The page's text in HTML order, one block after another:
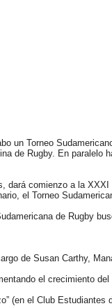
un Torneo
de Rugby. En
dará comienzo a la
el Torneo
de Rugby
de Susan Carthy,
el crecimiento
(en el Club Estudiantes